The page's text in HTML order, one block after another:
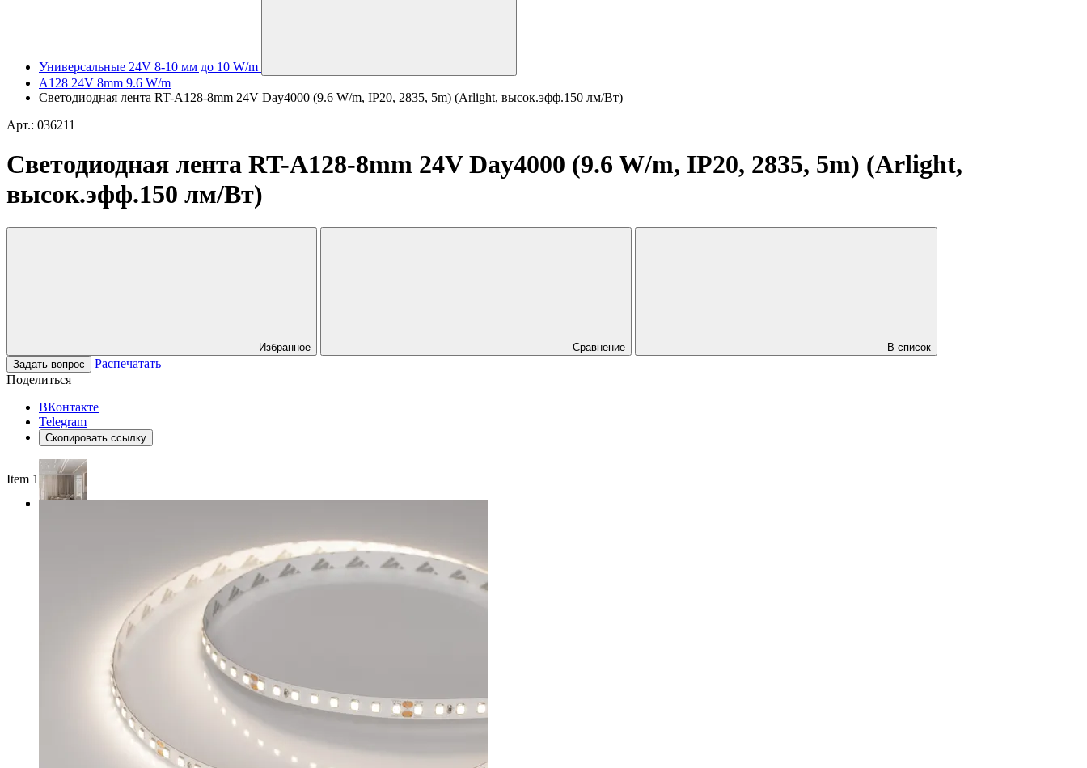
Универсальные 24V 8-10 мм до 10 W/m
A128 24V 8mm 9.6 W/m
Светодиодная лента RT-A128-8mm 24V Day4000 (9.6 W/m, IP20, 2835, 5m) (Arlight, высок.эфф.150 лм/Вт)
Арт.: 036211
Светодиодная лента RT-A128-8mm 24V Day4000 (9.6 W/m, IP20, 2835, 5m) (Arlight,
высок.эфф.150 лм/Вт)
Избранное Сравнение
В список
Задать вопрос
Распечатать
Поделиться
ВКонтакте
Telegram
Скопировать ссылку
Item 1 of 5